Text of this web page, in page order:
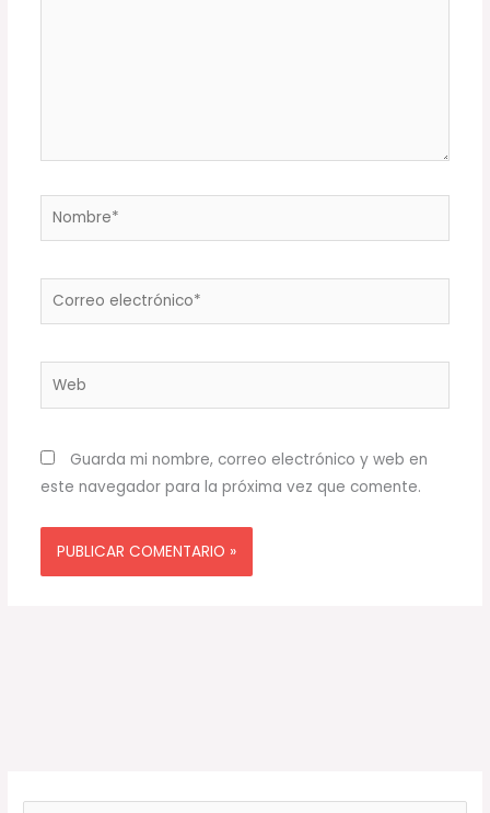
Nombre*
Correo
electrónico*
Web
Guarda mi nombre, correo electrónico y web en
este navegador para la próxima vez que comente.